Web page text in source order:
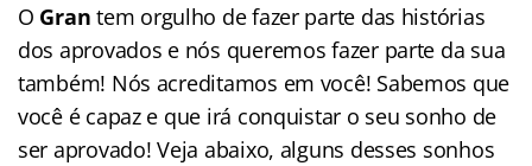
O Gran tem orgulho de fazer parte das histórias
dos aprovados e nós queremos fazer parte da sua
também! Nós acreditamos em você! Sabemos que
você é capaz e que irá conquistar o seu sonho de
ser aprovado! Veja abaixo, alguns desses sonhos